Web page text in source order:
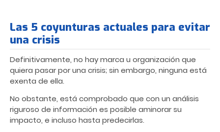
Las 5 coyunturas actuales para evitar
una crisis
Definitivamente, no hay marca u organización que
quiera pasar por una crisis; sin embargo, ninguna está
exenta de ella.
No obstante, está comprobado que con un análisis
riguroso de información es posible aminorar su
impacto, e incluso hasta predecirlas.